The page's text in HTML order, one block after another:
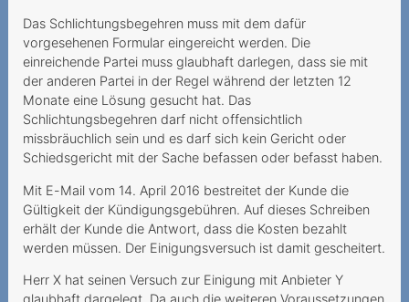
Das Schlichtungsbegehren muss mit dem dafür
vorgesehenen Formular eingereicht werden. Die
einreichende Partei muss glaubhaft darlegen, dass sie mit
der anderen Partei in der Regel während der letzten 12
Monate eine Lösung gesucht hat. Das
Schlichtungsbegehren darf nicht offensichtlich
missbräuchlich sein und es darf sich kein Gericht oder
Schiedsgericht mit der Sache befassen oder befasst haben.
Mit E-Mail vom 14. April 2016 bestreitet der Kunde die
Gültigkeit der Kündigungsgebühren. Auf dieses Schreiben
erhält der Kunde die Antwort, dass die Kosten bezahlt
werden müssen. Der Einigungsversuch ist damit gescheitert.
Herr X hat seinen Versuch zur Einigung mit Anbieter Y
glaubhaft dargelegt. Da auch die weiteren Voraussetzungen
Mehrwertdienstanbieter
missachtet gesetzliche
Vorgaben
2023
Lebenslang zum Fixpreis?
Données mobiles
coûteuses
Spam-Ordner überprüfen
Datenpakete haben ein
Ablaufdatum